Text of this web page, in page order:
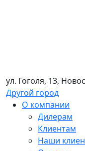
ул. Гоголя, 13,
Другой город
О компании
Дилерам
Клиентам
Наши